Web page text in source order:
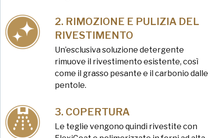
RIMOZIONE E PULIZIA DEL
RIVESTIMENTO
Un’esclusiva soluzione detergente
rimuove il rivestimento esistente, così
come il grasso pesante e il carbonio dalle
pentole.
COPERTURA
Le teglie vengono quindi rivestite con